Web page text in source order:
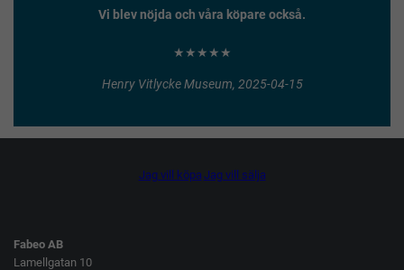
Vi blev nöjda och våra köpare också.
★★★★★
Henry Vitlycke Museum, 2025-04-15
Jag vill köpa Jag vill sälja
Fabeo AB
Lamellgatan 10